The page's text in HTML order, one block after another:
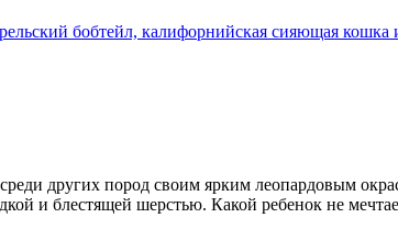
бобтейл, калифорнийская сияющая кошка
других пород своим ярким леопардовым
и блестящей шерстью. Какой ребенок не